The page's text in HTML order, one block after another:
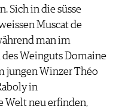
Sich in die süsse
Muscat de
man im
Weinguts Domaine
jungen Winzer Théo
in
Welt neu erfinden,